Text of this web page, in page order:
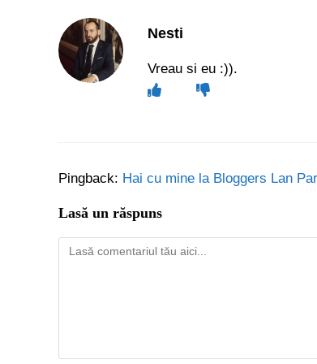
Nesti
Vreau si eu :)).
Pingback: Hai cu mine la Bloggers Lan
Lasă un răspuns